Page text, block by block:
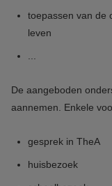
toepassen van de
leven
De aangeboden
aannemen. Enkele
gesprek in TheA
huisbezoek